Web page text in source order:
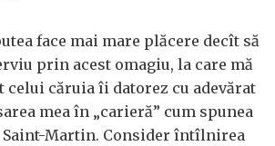
face mai mare plăcere decît să
prin acest omagiu, la care mă
căruia îi datorez cu adevărat
mea în „carieră” cum spunea
Saint-Martin. Consider întîlnirea